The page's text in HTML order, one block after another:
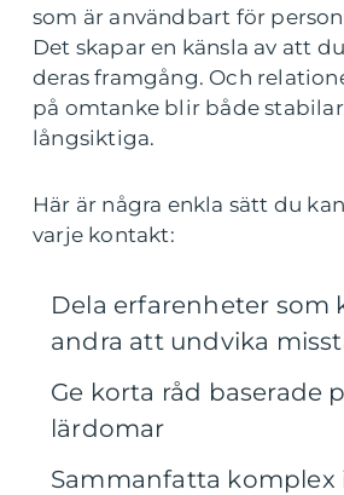
som är användbart för
Det skapar en känsla av att
deras framgång. Och
på omtanke blir både
långsiktiga.
Här är några enkla sätt du
varje kontakt:
Dela erfarenheter som
andra att undvika
Ge korta råd baserade
lärdomar
Sammanfatta